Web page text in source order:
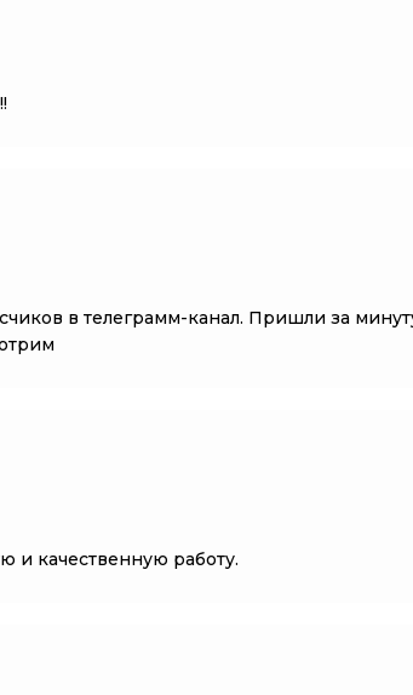
в телеграмм-канал. Пришли за
и качественную работу.